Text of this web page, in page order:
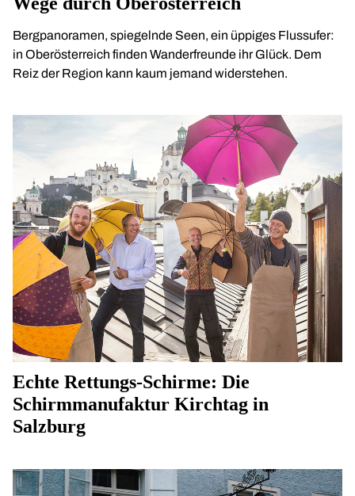
Bergpanoramen, spiegelnde Seen, ein üppiges Flussufer:
in Oberösterreich finden Wanderfreunde ihr Glück. Dem
Reiz der Region kann kaum jemand widerstehen.
Echte Rettungs-Schirme: Die
Schirmmanufaktur Kirchtag in
Salzburg